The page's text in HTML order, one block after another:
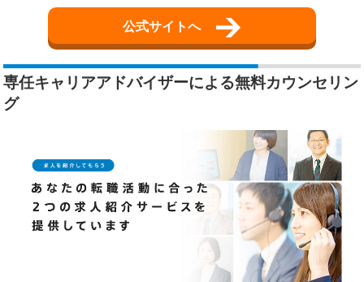
公式サイトへ
専任キャリアアドバイザーによる無料カウンセリン
グ